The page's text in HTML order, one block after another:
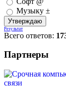
Музыку ±
Результат
Всего ответов:
Партнеры